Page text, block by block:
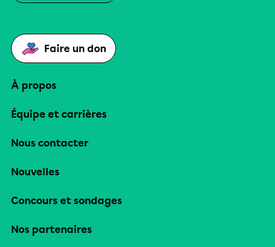
Faire un don
À propos
Équipe et carrières
Nous contacter
Nouvelles
Concours et sondages
Nos partenaires